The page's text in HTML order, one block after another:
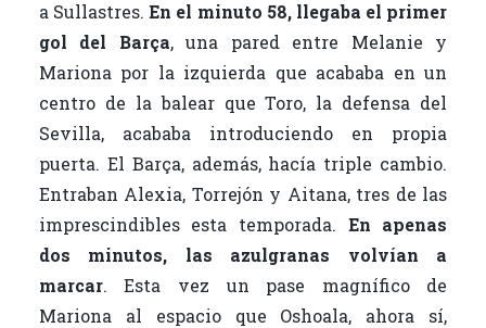
a Sullastres.En el minuto 58, llegaba el primer
gol del Barça, una pared entre Melanie y
Mariona por la izquierda que acababa en un
centro de la balear que Toro, la defensa del
Sevilla, acababa introduciendo en propia
puerta. El Barça, además, hacía triple cambio.
Entraban Alexia, Torrejón y Aitana, tres de las
imprescindibles esta temporada. En apenas
dos minutos, las azulgranas volvían a
marcar. Esta vez un pase magnífico de
Mariona al espacio que Oshoala, ahora sí,